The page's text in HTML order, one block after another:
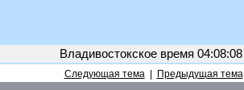
Владивостокское время 04:08:08
Следующая тема|
Предыдущая тема